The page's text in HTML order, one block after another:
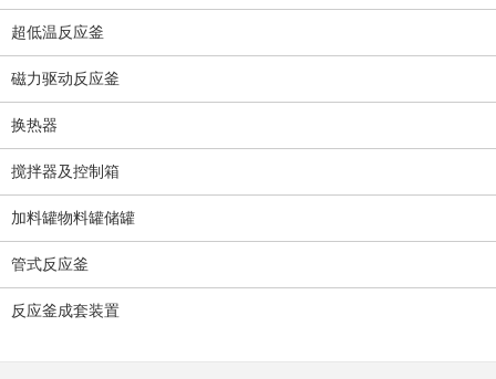
超低温反应釜
磁力驱动反应釜
换热器
搅拌器及控制箱
加料罐物料罐储罐
管式反应釜
反应釜成套装置